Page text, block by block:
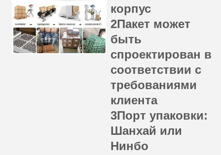
корпус
2Пакет может
быть
спроектирован в
соответствии с
требованиями
клиента
3Порт упаковки:
Шанхай или
Нинбо